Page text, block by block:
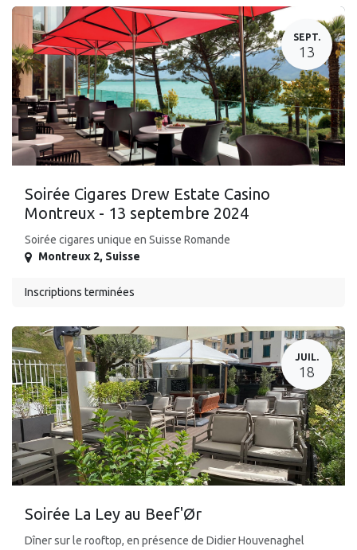
SEPT.
13
Soirée Cigares Drew Estate Casino
Montreux - 13 septembre 2024
Soirée cigares unique en Suisse Romande
Montreux 2, Suisse
Inscriptions terminées
JUIL.
18
Soirée La Ley au Beef'Ør
Dîner sur le rooftop, en présence de Didier Houvenaghel